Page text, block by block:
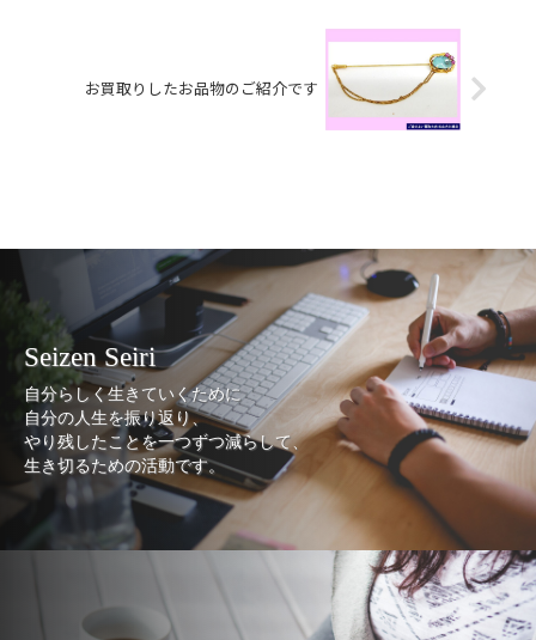
お買取りしたお品物のご紹介です
Seizen Seiri
自分らしく生きていくために
自分の人生を振り返り、
やり残したことを一つずつ減らして、
生き切るための活動です。